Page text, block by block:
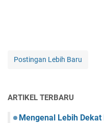
Postingan Lebih Baru
ARTIKEL TERBARU
Mengenal Lebih